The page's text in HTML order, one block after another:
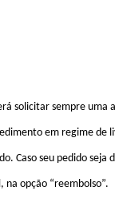
solicitar sempre
em regime de
Caso seu pedido
, na opção “reembolso”.